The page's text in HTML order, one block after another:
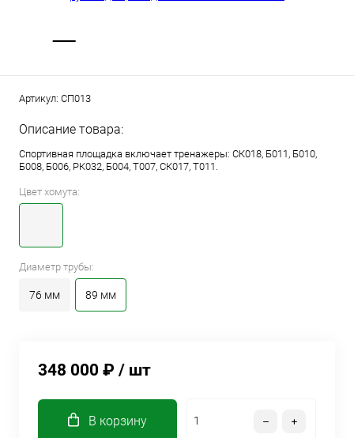
Артикул: СП013
Описание товара:
Спортивная площадка включает тренажеры: СК018, Б011, Б010,
Б008, Б006, РК032, Б004, Т007, СК017, Т011.
Цвет хомута:
Диаметр трубы:
76 мм 89 мм
348 000 ₽ / шт
В корзину